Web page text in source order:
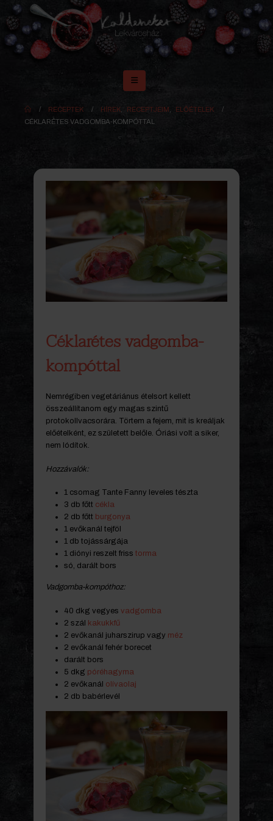
RECEPTEK HÍREK RECEPTJEIM
ELŐÉTELEK
CÉKLARÉTES VADGOMBA-KOMPÓTTAL
Céklarétes vadgomba-
kompóttal
Nemrégiben vegetáriánus ételsort kellett
összeállítanom egy magas szintű
protokollvacsorára. Törtem a fejem, mit is kreáljak
előételként, ez született belőle. Óriási volt a siker,
nem lódítok.
Hozzávalók:
1 csomag Tante Fanny leveles tészta
3 db főtt cékla
2 db főtt burgonya
1 evőkanál tejföl
1 db tojássárgája
1 diónyi reszelt friss torma
só, darált bors
Vadgomba-kompóthoz:
40 dkg vegyes vadgomba
2 szál kakukkfű
2 evőkanál juharszirup vagy méz
2 evőkanál fehér borecet
darált bors
5 dkg póréhagyma
2 evőkanál olívaolaj
2 db babérlevél